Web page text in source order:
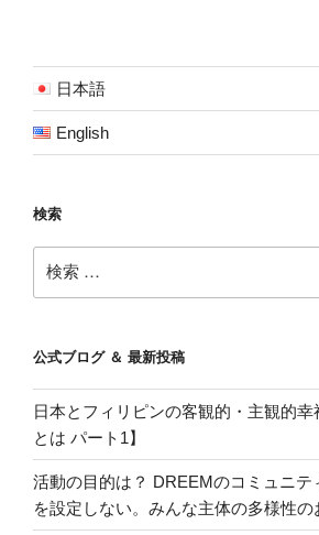
日本語
English
検索
索:
公式ブログ ＆ 最新投稿
日本とフィリピンの客観的・主観的
とは パート1】
活動の目的は？ DREEMのコミュニテ
を設定しない。みんな主体の多様性の